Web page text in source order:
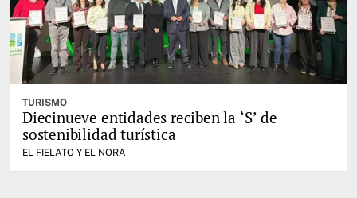
TURISMO
Diecinueve entidades reciben la ‘S’ de
sostenibilidad turística
EL FIELATO Y EL NORA